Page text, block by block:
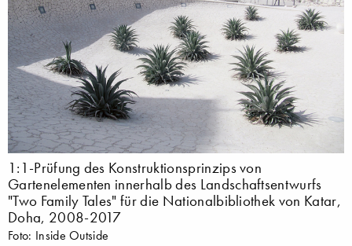
1:1-Prüfung des Konstruktionsprinzips von
Gartenelementen innerhalb des Landschaftsentwurfs
"Two Family Tales" für die Nationalbibliothek von Katar,
Doha, 2008-2017
Foto: Inside Outside